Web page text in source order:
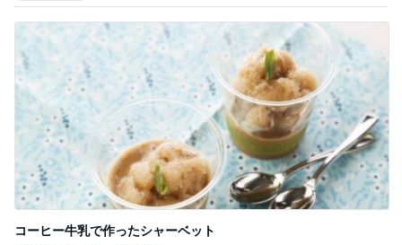
コーヒー牛乳で作ったシャーベット